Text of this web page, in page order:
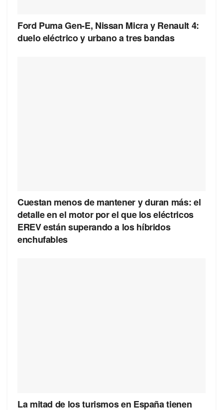
Ford Puma Gen-E, Nissan Micra y Renault 4:
duelo eléctrico y urbano a tres bandas
Cuestan menos de mantener y duran más: el
detalle en el motor por el que los eléctricos
EREV están superando a los híbridos
enchufables
La mitad de los turismos en España tienen